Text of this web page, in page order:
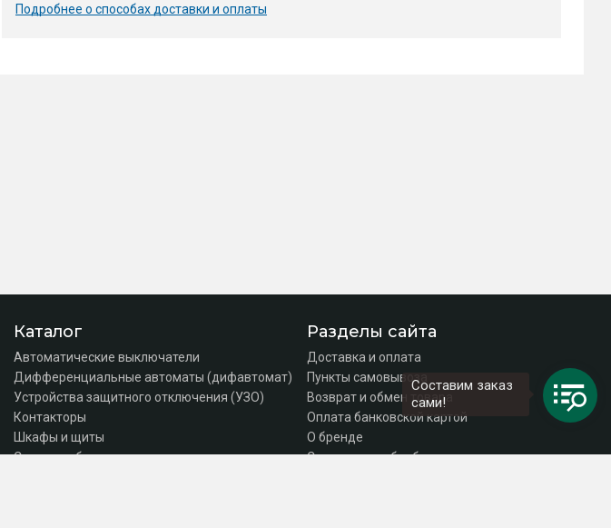
Подробнее о способах доставки и оплаты
Каталог
Автоматические выключатели
Дифференциальные автоматы (дифавтомат)
Устройства защитного отключения (УЗО)
Контакторы
Шкафы и щиты
Силовое оборудование
Разделы сайта
Доставка и оплата
Пункты самовывоза
Возврат и обмен товара
Оплата банковской картой
О бренде
Согласие на обработку персональных данных
Составим заказ
сами!